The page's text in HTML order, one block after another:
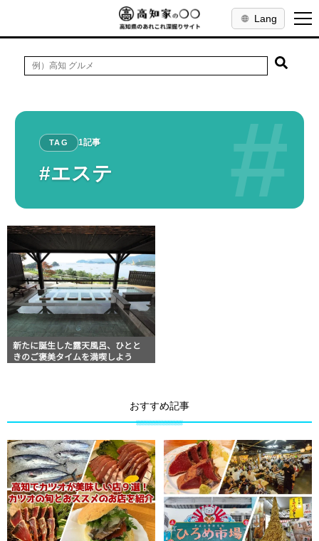
Lang
#
TAG 1記事
#エステ
新たに誕生した露天風呂、ひとと
きのご褒美タイムを満喫しよう
おすすめ記事